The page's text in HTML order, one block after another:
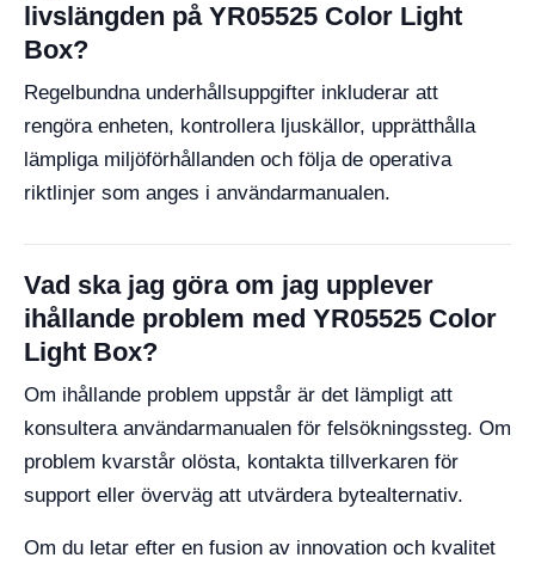
livslängden på YR05525 Color Light
Box?
Regelbundna underhållsuppgifter inkluderar att
rengöra enheten, kontrollera ljuskällor, upprätthålla
lämpliga miljöförhållanden och följa de operativa
riktlinjer som anges i användarmanualen.
Vad ska jag göra om jag upplever
ihållande problem med YR05525 Color
Light Box?
Om ihållande problem uppstår är det lämpligt att
konsultera användarmanualen för felsökningssteg. Om
problem kvarstår olösta, kontakta tillverkaren för
support eller överväg att utvärdera bytealternativ.
Om du letar efter en fusion av innovation och kvalitet